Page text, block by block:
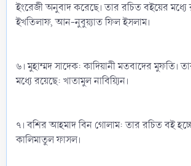
ইংরেজী অনুবাদ করেছে। তার রচিত বইয়ের
ইখতিলাফ, আন-নুবুয়্যাত ফিল ইসলাম।
৬। মুহাম্মদ সাদেক: কাদিয়ানী মতবাদের মুফতি।
মধ্যে রয়েছে: খাতামুল নাবিয়্যিন।
৭। বশির আহমাদ বিন গোলাম: তার রচিত বই
কালিমাতুল ফাসল।